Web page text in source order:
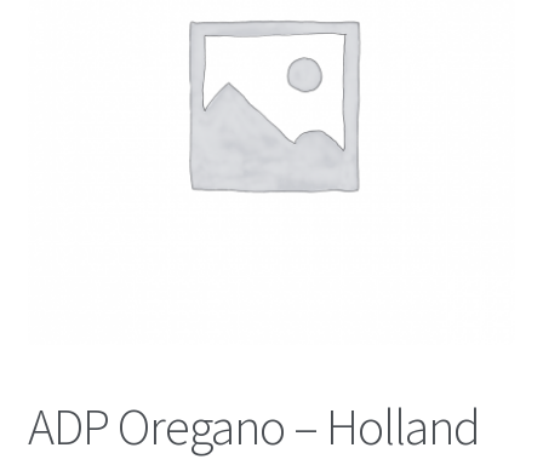
ADP Oregano – Holland